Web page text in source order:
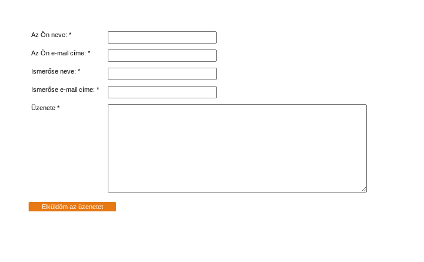
Az Ön neve: *
Az Ön e-mail címe: *
Ismerőse neve: *
Ismerőse e-mail címe: *
Üzenete *